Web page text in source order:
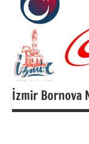
İzmir Bornova